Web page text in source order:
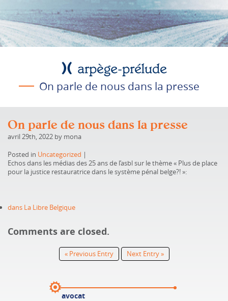
On parle de nous dans la presse
On parle de nous dans la presse
avril 29th, 2022 by mona
Posted in Uncategorized |
Echos dans les médias des 25 ans de l’asbl sur le thème « Plus de place
pour la justice restauratrice dans le système pénal belge?! »:
dans La Libre Belgique
Comments are closed.
« Previous Entry Next Entry »
avocat